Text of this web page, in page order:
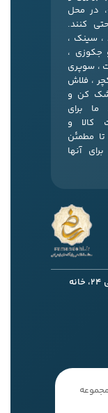
در محل
کنند.
، سینک ،
جکوزی ،
، سوپری
، فلاش
کن و
برای
کالا و
مطمئن
آنها
مشهد، بلوار قرنی، نبش قرنی 24، خانه